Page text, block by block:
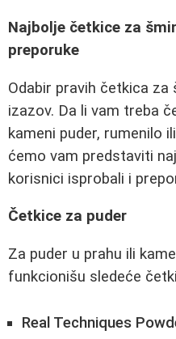
Najbolje četkice za
preporuke
Odabir pravih četkica
izazov. Da li vam treba
kameni puder, rumenilo
ćemo vam predstaviti
korisnici isprobali i
Četkice za puder
Za puder u prahu ili
funkcionišu sledeće
Real Techniques